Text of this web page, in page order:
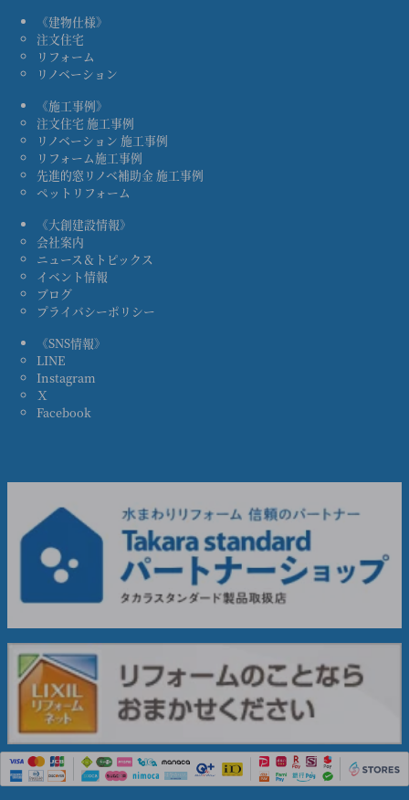
《建物仕様》
注文住宅
リフォーム
リノベーション
《施工事例》
注文住宅 施工事例
リノベーション 施工事例
リフォーム施工事例
先進的窓リノベ補助金 施工事例
ペットリフォーム
《大創建設情報》
会社案内
ニュース＆トピックス
イベント情報
ブログ
プライバシーポリシー
《SNS情報》
LINE
Instagram
Ｘ
Facebook